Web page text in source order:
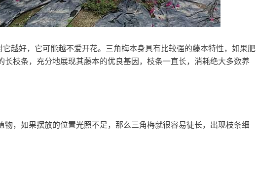
它越好，它可能越不爱开花。三角梅本身具有比较强的藤本特性，如果肥
长枝条，充分地展现其藤本的优良基因，枝条一直长，消耗绝大多数养
物，如果摆放的位置光照不足，那么三角梅就很容易徒长，出现枝条细